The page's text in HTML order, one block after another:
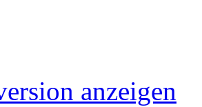
anzeigen